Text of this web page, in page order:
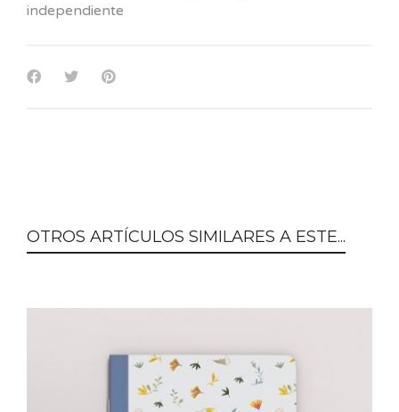
independiente
OTROS ARTÍCULOS SIMILARES A ESTE...